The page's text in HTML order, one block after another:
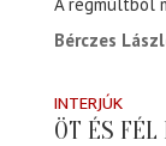
Bérczes
INTERJÚK
ÖT ÉS FÉL